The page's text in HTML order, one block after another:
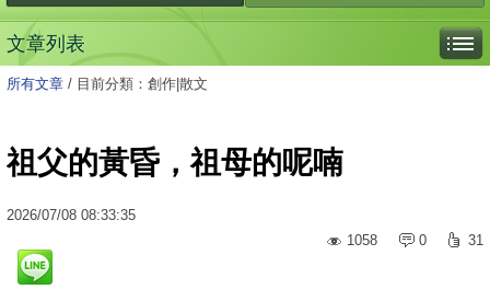
文章列表
所有文章 / 目前分類：創作|散文
祖父的黃昏，祖母的呢喃
2026/07/08 08:33:35
1058
0 31